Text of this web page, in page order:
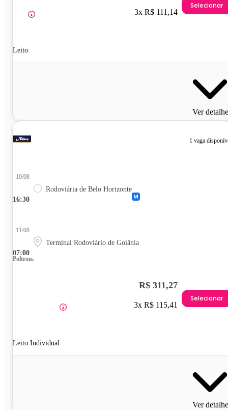
Leito
3x R$ 111,14
Selecionar
Ver
1 vaga
16:30
10/08
Rodoviária de Belo Horizonte
07:00
11/08
Terminal Rodoviário de Goiânia
Poltrona
Leito Individual
R$ 311,27
3x R$ 115,41
Selecionar
Ver